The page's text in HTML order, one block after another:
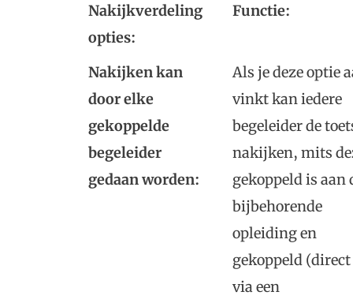
Nakijkverdeling
opties:
Functie:
Nakijken kan
door elke
gekoppelde
begeleider
gedaan worden:
Als je deze optie
vinkt kan iedere
begeleider de
nakijken, mits
gekoppeld is aan
bijbehorende
opleiding en
gekoppeld
via een